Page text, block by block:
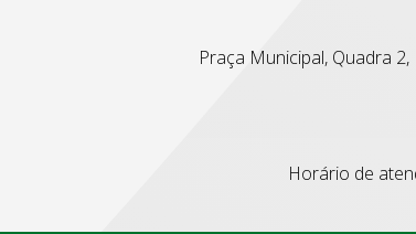
Praça Municipal, Quadra
Horário de